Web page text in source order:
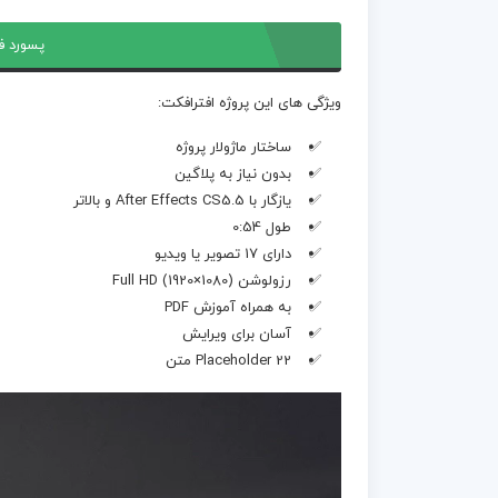
پسورد
ویژگی های این پروژه افترافکت:
ساختار ماژولار پروژه
بدون نیاز به پلاگین
یازگار با After Effects CS5.5 و بالاتر
طول 0:54
دارای 17 تصویر یا ویدیو
رزولوشن Full HD (1920×1080)
به همراه آموزش PDF
آسان برای ویرایش
22 Placeholder متن